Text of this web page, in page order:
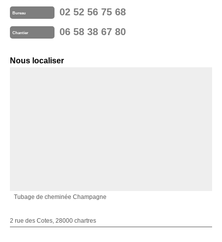
Bureau 02 52 56 75 68
Chantier 06 58 38 67 80
Nous localiser
Tubage de cheminée Champagne
2 rue des Cotes, 28000 chartres